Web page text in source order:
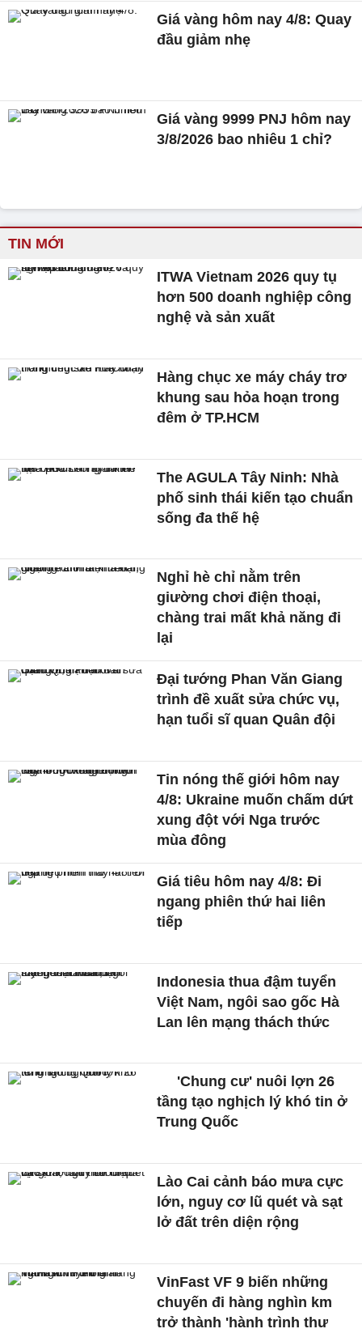
Giá vàng hôm nay 4/8: Quay
đầu giảm nhẹ
Giá vàng 9999 PNJ hôm nay
3/8/2026 bao nhiêu 1 chỉ?
TIN MỚI
ITWA Vietnam 2026 quy tụ
hơn 500 doanh nghiệp công
nghệ và sản xuất
Hàng chục xe máy cháy trơ
khung sau hỏa hoạn trong
đêm ở TP.HCM
The AGULA Tây Ninh: Nhà
phố sinh thái kiến tạo chuẩn
sống đa thế hệ
Nghỉ hè chỉ nằm trên
giường chơi điện thoại,
chàng trai mất khả năng đi
lại
Đại tướng Phan Văn Giang
trình đề xuất sửa chức vụ,
hạn tuổi sĩ quan Quân đội
Tin nóng thế giới hôm nay
4/8: Ukraine muốn chấm dứt
xung đột với Nga trước
mùa đông
Giá tiêu hôm nay 4/8: Đi
ngang phiên thứ hai liên
tiếp
Indonesia thua đậm tuyển
Việt Nam, ngôi sao gốc Hà
Lan lên mạng thách thức
'Chung cư' nuôi lợn 26
tầng tạo nghịch lý khó tin ở
Trung Quốc
Lào Cai cảnh báo mưa cực
lớn, nguy cơ lũ quét và sạt
lở đất trên diện rộng
VinFast VF 9 biến những
chuyến đi hàng nghìn km
trở thành 'hành trình thư